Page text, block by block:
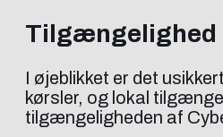
Tilgængelighed
I øjeblikket er det
kørsler, og lokal
tilgængeligheden af